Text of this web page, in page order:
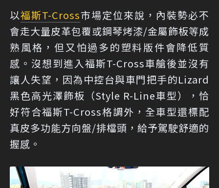
以福斯T-Cross市場定位來說，內裝勢必不
會走大量皮革包覆或鋼琴烤漆/金屬飾板等成
熟風格，但又怕過多的塑料版件會降低質
感。沒想到進入福斯T-Cross車艙後並沒有
讓人失望，因為中控台與車門把手的Lizard
黑色高光澤飾板（Style R-Line車型），恰
好符合福斯T-Cross格調外，全車型還標配
真皮多功能方向盤/排檔頭，給予駕駛舒適的
握感。